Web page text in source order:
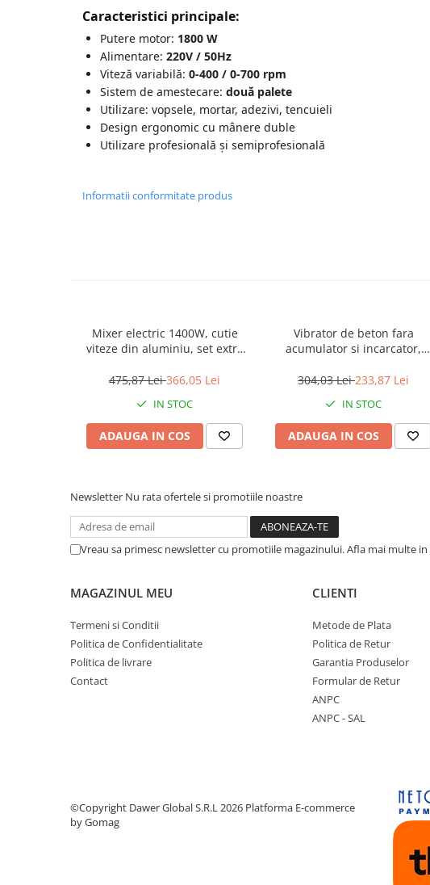
Casa, gradina si Bricolaj
Aparate lipit tevi
Aparate si masini gradinarit
Atomizoare si pompe de stropit
Utilaje Gradinarit
Batoze, Zdrobitoare și Mori
Mori electrice
Accesorii mori electrice
Batoze de porumb
Zdrobitoare struguri, fructe si
Generatoare și Motoare
Motoare electrice
Motoare pe benzina
Generatoare
Caracteristici principale:
Putere motor: 1800 W
Alimentare: 220V / 50Hz
Viteză variabilă: 0-400 / 0-700 rpm
Sistem de amestecare: două palete
Utilizare: vopsele, mortar, adezivi, tencuieli
Design ergonomic cu mânere duble
Utilizare profesională și semiprofesională
Informatii conformitate produs
Mixer electric 1400W, cutie
viteze din aluminiu, set extra
EMXR14001, EMTOP
475,87 Lei366,05 Lei
IN STOC
ADAUGA IN COS
Vibrator de beton fara
acumulator si incarcator,
EMTOP
304,03 Lei233,87 Lei
IN STOC
ADAUGA IN COS
Newsletter Nu rata ofertele si promotiile noastre
Vreau sa primesc newsletter cu promotiile magazinului. Afla mai multe in
MAGAZINUL MEU
Termeni si Conditii
Politica de Confidentialitate
Politica de livrare
Contact
CLIENTI
Metode de Plata
Politica de Retur
Garantia Produselor
Formular de Retur
ANPC
ANPC - SAL
©Copyright Dawer Global S.R.L 2026 Platforma E-commerce
by Gomag